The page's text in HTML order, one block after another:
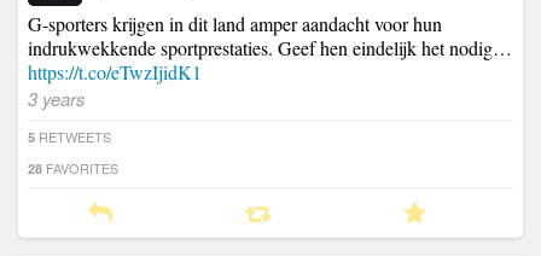
G-sporters krijgen in dit land amper aandacht voor hun
indrukwekkende sportprestaties. Geef hen eindelijk het nodig…
https://t.co/eTwzIjidK1
3 years
5 RETWEETS
28 FAVORITES